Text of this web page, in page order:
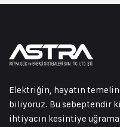
Elektriğin, hayatın
biliyoruz. Bu sebeptendir
ihtiyacın kesintiye